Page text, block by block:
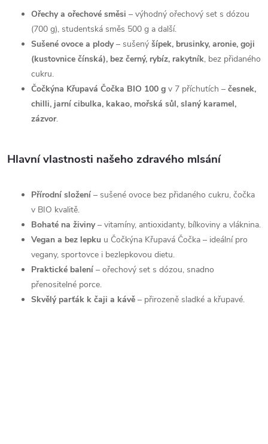
s
Ořechy a ořechové směsi – výhodný ořechový set s dózou
(700 g), studentská směs 500 g a další.
Sušené ovoce a plody– sušený šípek, brusinky, aronie, goji
(kustovnice čínská), bez černý, rybíz, rakytník, bez přidaného
cukru.
Čočkýna Křupavá Čočka BIO 100 g v 7 příchutích – česnek,
chilli, jarní cibulka, kakao, mořská sůl, slaný karamel,
zázvor.
Hlavní vlastnosti našeho zdravého mlsání
Přírodní složení – sušené ovoce bez přidaného cukru, čočka
v BIO kvalitě.
Bohaté na živiny– vitamíny, antioxidanty, bílkoviny a vláknina.
Vegan a bez lepku u Čočkýna Křupavá Čočka – ideální pro
vegany, sportovce i bezlepkovou dietu.
Praktické balení – ořechový set s dózou, snadno
přenositelné porce.
Skvělý parťák k čaji a kávě – přirozeně sladké a křupavé.